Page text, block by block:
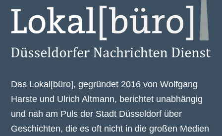
Das Lokal[büro], gegründet 2016 von Wolfgang
Harste und Ulrich Altmann, berichtet unabhängig
und nah am Puls der Stadt Düsseldorf über
Geschichten, die es oft nicht in die großen Medien